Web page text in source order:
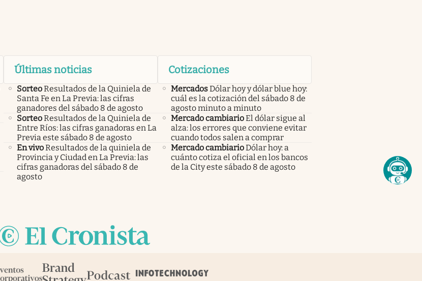
Últimas noticias
SorteoResultados de la Quiniela de
Santa Fe en La Previa: las cifras
ganadores del sábado 8 de agosto
SorteoResultados de la Quiniela de
Entre Ríos: las cifras ganadoras en La
Previa este sábado 8 de agosto
En vivoResultados de la quiniela de
Provincia y Ciudad en La Previa: las
cifras ganadoras del sábado 8 de
agosto
Cotizaciones
MercadosDólar hoy y dólar blue hoy:
cuál es la cotización del sábado 8 de
agosto minuto a minuto
Mercado cambiarioEl dólar sigue al
alza: los errores que conviene evitar
cuando todos salen a comprar
Mercado cambiarioDólar hoy: a
cuánto cotiza el oficial en los bancos
de la City este sábado 8 de agosto